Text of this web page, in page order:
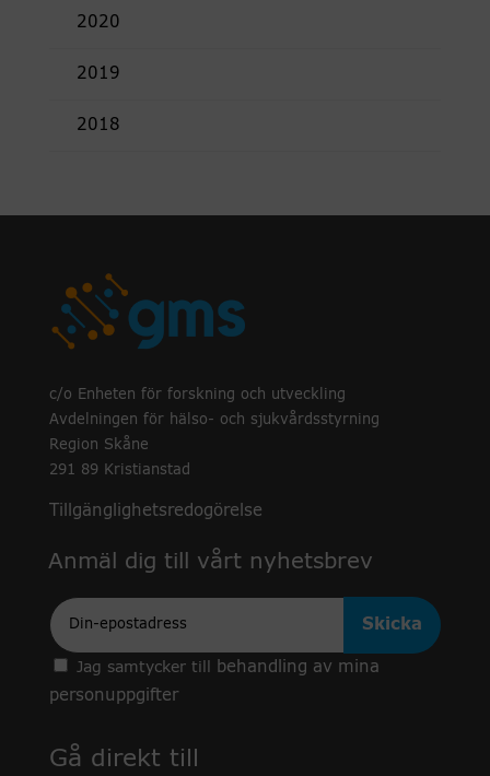
2020
2019
2018
c/o Enheten för forskning och utveckling
Avdelningen för hälso- och sjukvårdsstyrning
Region Skåne
291 89 Kristianstad
Tillgänglighetsredogörelse
Anmäl dig till vårt nyhetsbrev
Epost
Jag samtycker till
behandling av mina
personuppgifter
Gå direkt till